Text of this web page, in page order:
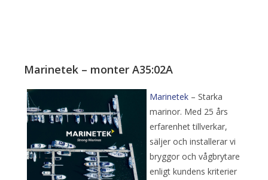
Marinetek – monter A35:02A
Marinetek – Starka
marinor. Med 25 års
erfarenhet tillverkar,
säljer och installerar vi
bryggor och vågbrytare
enligt kundens kriterier